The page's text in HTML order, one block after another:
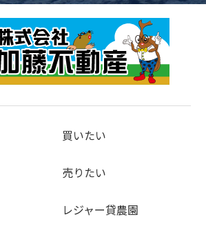
買いたい
売りたい
レジャー貸農園